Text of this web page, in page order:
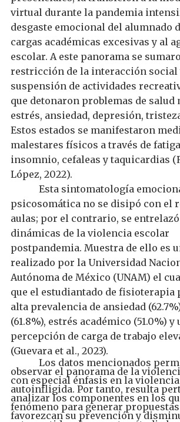
virtualdurante la pandemia
desgaste emocional del alumnado
cargas académicas excesivas y al
escolar. A este panorama se
restricción de la interacción social
suspensión de actividades
que detonaron problemas de salud
estrés, ansiedad, depresión,
Estos estados se manifestaron
malestares físicos a través de
insomnio, cefaleas y taquicardias (
López, 2022).
Esta sintomatología
psicosomática no se disipó con el
aulas; por el contrario, se
dinámicas de la violencia escolar
postpandemia. Muestra de ello es
realizado por la Universidad
Autónoma de México (UNAM) el
que el estudiantado de fisioterapia
alta prevalencia de ansiedad
(61.8%), estrés académico (51.0%) y
percepción de carga de trabajo
(Guevara et al., 2023).
Los datos mencionados
observar el panorama de la
con especial énfasis en la violencia
autoinfligida. Por tanto, resulta
analizar los componentes en los
fenómeno para generar propuestas
favorezcansu prevención y